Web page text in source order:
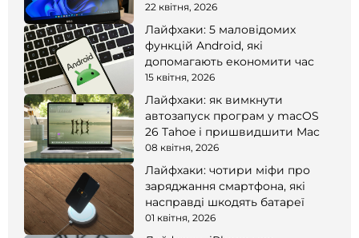
22 квітня, 2026
Лайфхаки: 5 маловідомих
функцій Android, які
допомагають економити час
15 квітня, 2026
Лайфхаки: як вимкнути
автозапуск програм у macOS
26 Tahoe і пришвидшити Mac
08 квітня, 2026
Лайфхаки: чотири міфи про
заряджання смартфона, які
насправді шкодять батареї
01 квітня, 2026